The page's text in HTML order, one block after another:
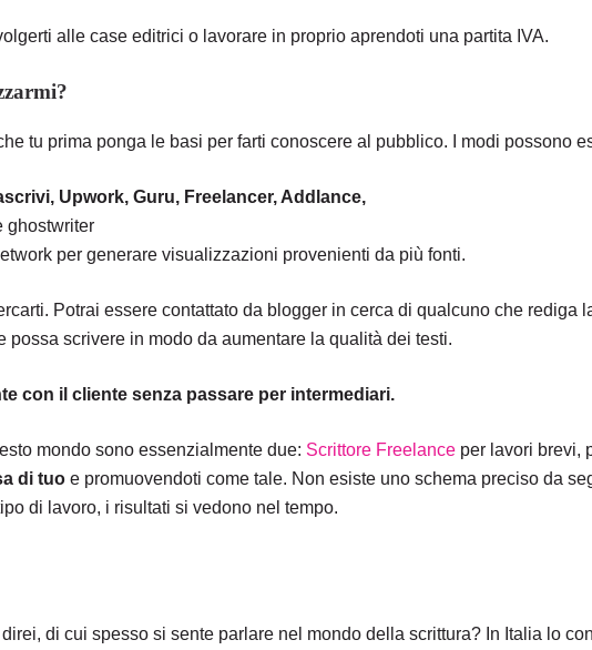
alle case editrici o lavorare in proprio aprendoti una partita IVA.
tu prima ponga le basi per farti conoscere al pubblico. I modi possono
Upwork, Guru, Freelancer, Addlance,
ghostwriter
per generare visualizzazioni provenienti da più fonti.
Potrai essere contattato da blogger in cerca di qualcuno che rediga
possa scrivere in modo da aumentare la qualità dei testi.
con il cliente senza passare per intermediari.
mondo sono essenzialmente due: Scrittore Freelance per lavori brevi,
di tuo e promuovendoti come tale. Non esiste uno schema preciso da
di lavoro, i risultati si vedono nel tempo.
di cui spesso si sente parlare nel mondo della scrittura? In Italia lo